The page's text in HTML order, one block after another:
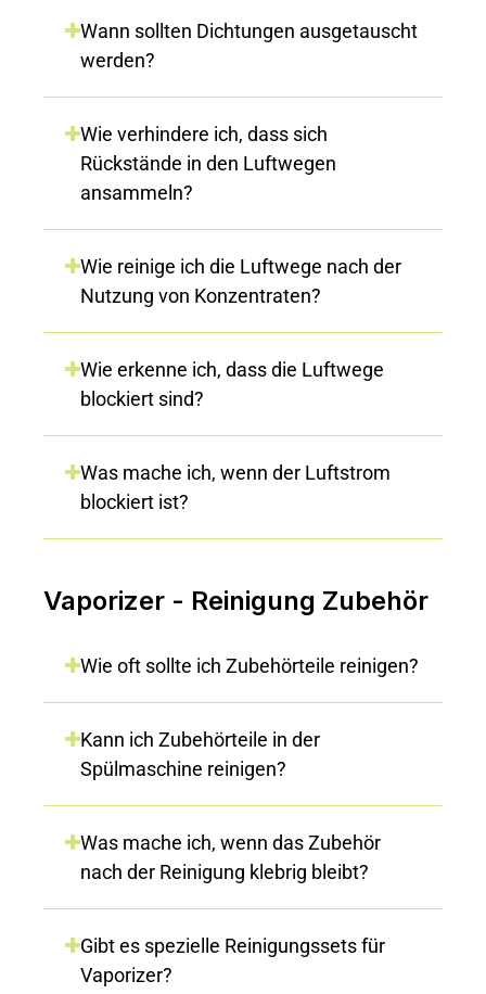
Wann sollten Dichtungen ausgetauscht
werden?
Wie verhindere ich, dass sich
Rückstände in den Luftwegen
ansammeln?
Wie reinige ich die Luftwege nach der
Nutzung von Konzentraten?
Wie erkenne ich, dass die Luftwege
blockiert sind?
Was mache ich, wenn der Luftstrom
blockiert ist?
Vaporizer - Reinigung Zubehör
Wie oft sollte ich Zubehörteile reinigen?
Kann ich Zubehörteile in der
Spülmaschine reinigen?
Was mache ich, wenn das Zubehör
nach der Reinigung klebrig bleibt?
Gibt es spezielle Reinigungssets für
Vaporizer?